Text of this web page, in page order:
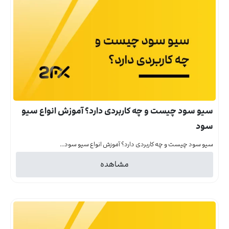
سیو سود چیست و چه کاربردی دارد؟ آموزش انواع سیو
سود
سیو سود چیست و چه کاربردی دارد؟ آموزش انواع سیو سود...
مشاهده